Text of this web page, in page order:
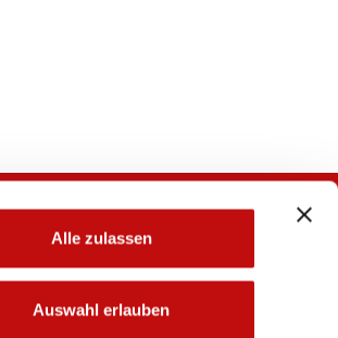
Alle zulassen
Auswahl erlauben